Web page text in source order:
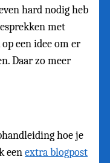
hard nodig heb
met
een idee om er
Daar zo meer
hoe je
eenextra blogpost